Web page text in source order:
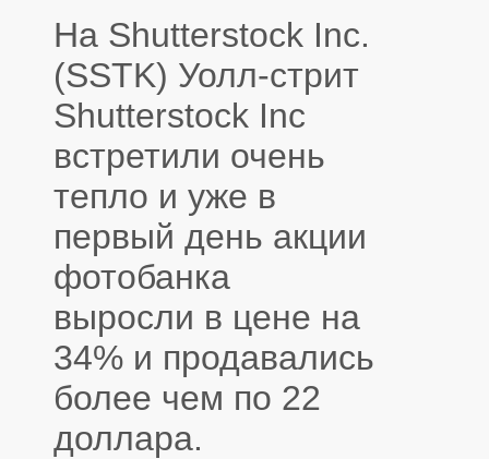
На Shutterstock Inc.
(SSTK) Уолл-стрит
Shutterstock Inc
встретили очень
тепло и уже в
первый день акции
фотобанка
выросли в цене на
34% и продавались
более чем по 22
доллара.